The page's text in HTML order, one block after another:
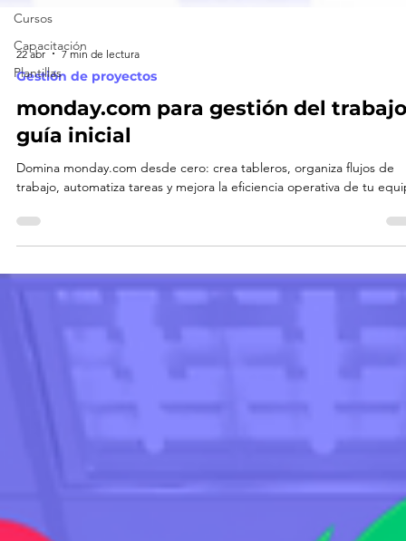
Cursos
Capacitación
Plantillas
Gestión de proyectos
monday.com para gestión del
guía inicial
trabajo, automatiza tareas y mejora la eficiencia operativa de tu